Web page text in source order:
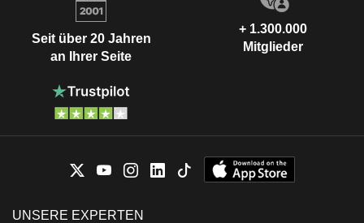
Seit über 20 Jahren
an Ihrer Seite
+ 1.300.000
Mitglieder
UNSERE EXPERTEN